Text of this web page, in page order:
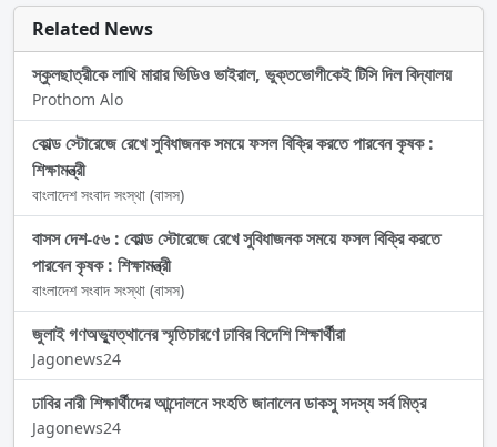
Related News
স্কুলছাত্রীকে লাথি মারার ভিডিও ভাইরাল, ভুক্তভোগীকেই টিসি দিল বিদ্যালয়
Prothom Alo
কোল্ড স্টোরেজে রেখে সুবিধাজনক সময়ে ফসল বিক্রি করতে পারবেন কৃষক :
শিক্ষামন্ত্রী
বাংলাদেশ সংবাদ সংস্থা (বাসস)
বাসস দেশ-৫৬ : কোল্ড স্টোরেজে রেখে সুবিধাজনক সময়ে ফসল বিক্রি করতে
পারবেন কৃষক : শিক্ষামন্ত্রী
বাংলাদেশ সংবাদ সংস্থা (বাসস)
জুলাই গণঅভ্যুত্থানের স্মৃতিচারণে ঢাবির বিদেশি শিক্ষার্থীরা
Jagonews24
ঢাবির নারী শিক্ষার্থীদের আন্দোলনে সংহতি জানালেন ডাকসু সদস্য সর্ব মিত্র
Jagonews24